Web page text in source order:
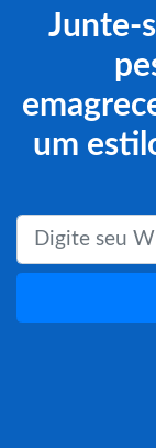
Junte-
um